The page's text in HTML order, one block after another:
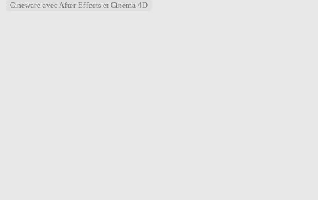
Cineware avec After Effects et Cinema 4D